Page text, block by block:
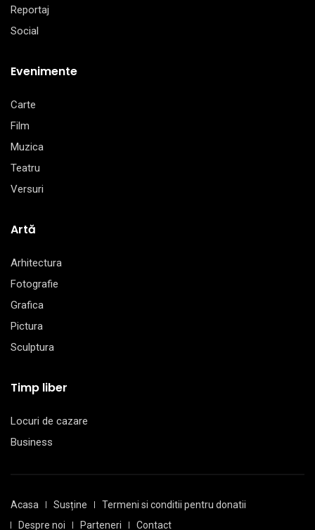
Reportaj
Social
Evenimente
Carte
Film
Muzica
Teatru
Versuri
Artă
Arhitectura
Fotografie
Grafica
Pictura
Sculptura
Timp liber
Locuri de cazare
Business
Acasa Susține
Termeni si conditii pentru donatii
Despre noi
Parteneri Contact